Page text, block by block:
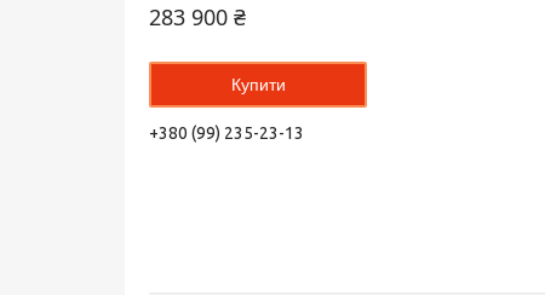
283 900 ₴
Купити
+380 (99) 235-23-13